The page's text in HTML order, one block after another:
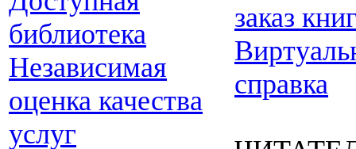
библиотека
Независимая
оценка качества
услуг
заказ
справка